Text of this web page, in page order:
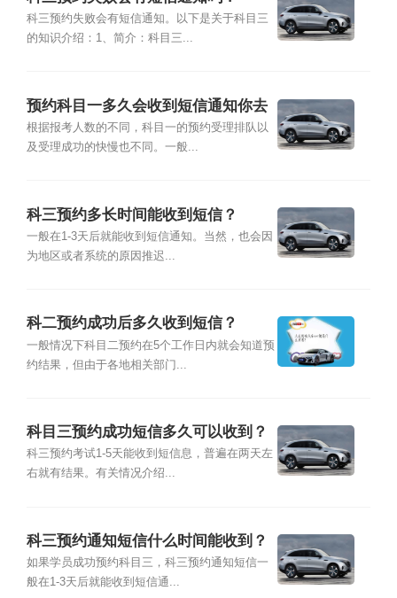
科三预约失败会有短信通知。以下是关于科目三
的知识介绍：1、简介：科目三...
预约科目一多久会收到短信通知你去
考试？
根据报考人数的不同，科目一的预约受理排队以
及受理成功的快慢也不同。一般...
科三预约多长时间能收到短信？
一般在1-3天后就能收到短信通知。当然，也会因
为地区或者系统的原因推迟...
科二预约成功后多久收到短信？
一般情况下科目二预约在5个工作日内就会知道预
约结果，但由于各地相关部门...
科目三预约成功短信多久可以收到？
科三预约考试1-5天能收到短信息，普遍在两天左
右就有结果。有关情况介绍...
科三预约通知短信什么时间能收到？
如果学员成功预约科目三，科三预约通知短信一
般在1-3天后就能收到短信通...